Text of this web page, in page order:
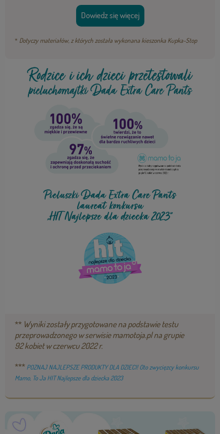
Dowiedz się więcej
* Dotyczy materiałów, z których została wykonana kieszonka Kupka-Stop
** Wyniki zostały przygotowane na podstawie testu
przeprowadzonego w serwisie mamotoja.pl na grupie
92 kobiet w czerwcu 2022 r.
*** POZNAJ NAJLEPSZE PRODUKTY DLA DZIECI! Oto zwycięzcy konkursu
Mamo, To Ja HIT Najlepsze dla dziecka 2023